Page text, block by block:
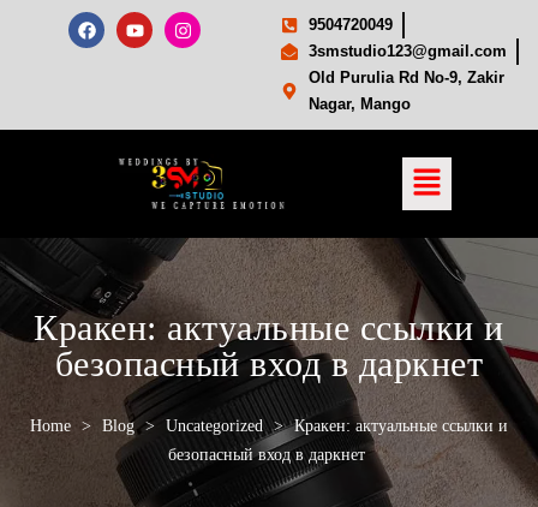
9504720049
3smstudio123@gmail.com
Old Purulia Rd No-9, Zakir
Nagar, Mango
Кракен: актуальные ссылки и
безопасный вход в даркнет
Home > Blog > Uncategorized > Кракен: актуальные ссылки и
безопасный вход в даркнет